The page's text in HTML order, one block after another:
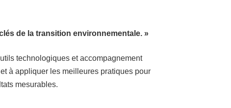
de la transition environnementale. »
technologiques et accompagnement
à appliquer les meilleures pratiques pour
mesurables.